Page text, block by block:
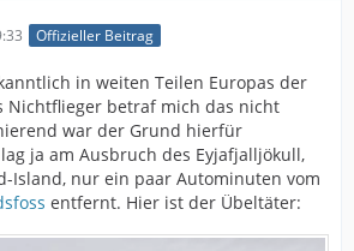
Offizieller Beitrag
in weiten Teilen Europas der
Nichtflieger betraf mich das nicht
war der Grund hierfür
ja am Ausbruch des Eyjafjalljökull,
Island, nur ein paar Autominuten vom
entfernt. Hier ist der Übeltäter: